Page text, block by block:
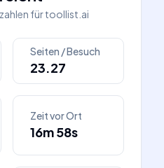
fürtoollist.ai
Seiten / Besuch
23.27
Zeit vor Ort
16m 58s